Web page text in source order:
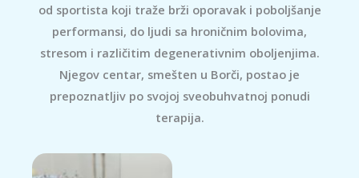
od sportista koji traže brži oporavak i poboljšanje
performansi, do ljudi sa hroničnim bolovima,
stresom i različitim degenerativnim oboljenjima.
Njegov centar, smešten u Borči, postao je
prepoznatljiv po svojoj sveobuhvatnoj ponudi
terapija.